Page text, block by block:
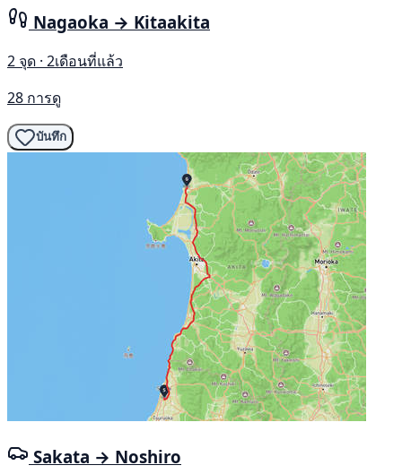
Nagaoka → Kitaakita
2 จุด · 2เดือนที่แล้ว
28 การดู
บันทึก
Sakata → Noshiro